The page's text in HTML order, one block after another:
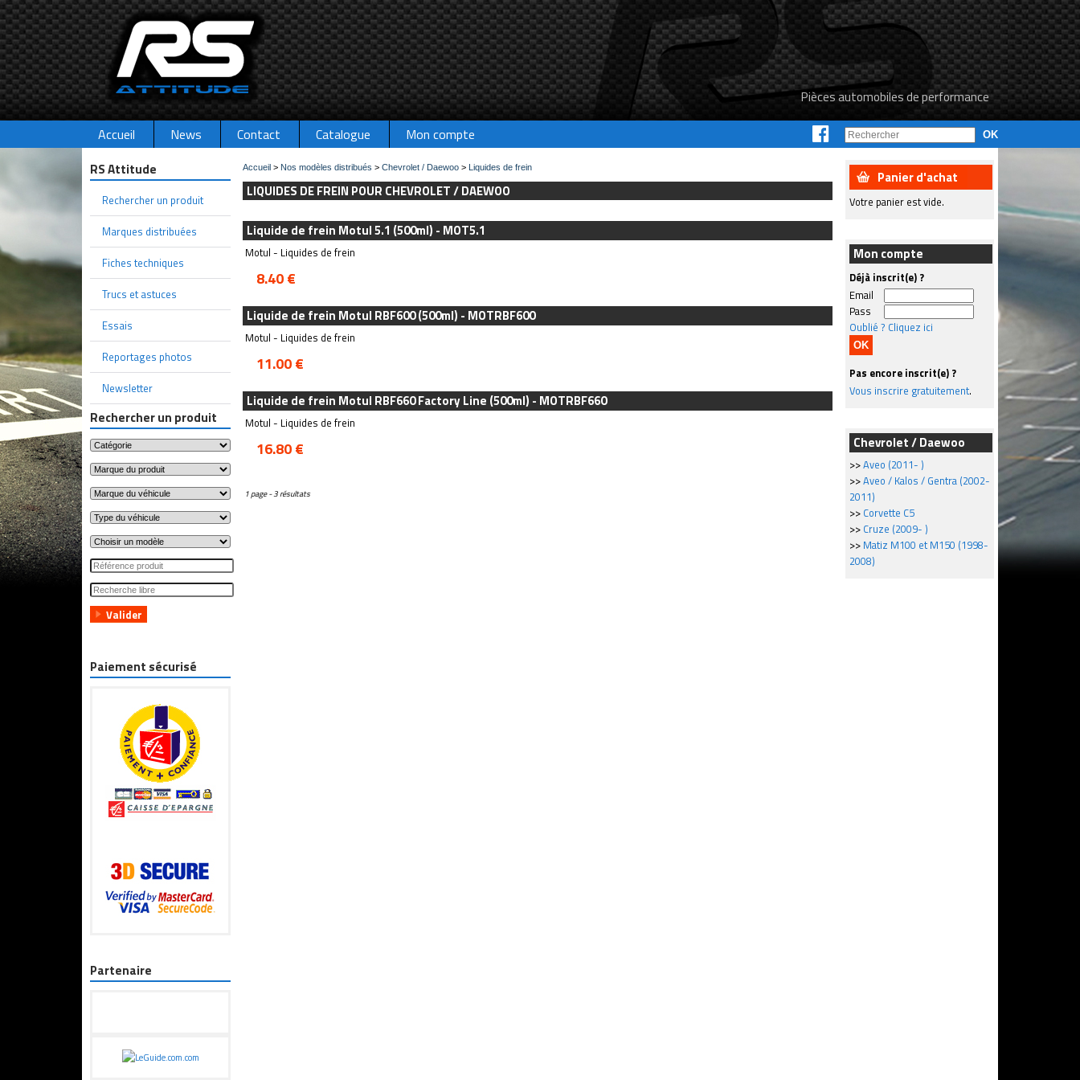
Pièces automobiles de performance
Accueil News Contact Catalogue Mon compte
RS Attitude
Rechercher un produit
Marques distribuées
Fiches techniques
Trucs et astuces
Essais
Reportages photos
Newsletter
Rechercher un produit
Paiement sécurisé
Partenaire
Accueil > Nos modèles distribués > Chevrolet / Daewoo > Liquides de frein
LIQUIDES DE FREIN POUR CHEVROLET / DAEWOO
Liquide de frein Motul 5.1 (500ml) - MOT5.1
Motul - Liquides de frein
8.40 €
Liquide de frein Motul RBF600 (500ml) - MOTRBF600
Motul - Liquides de frein
11.00 €
Liquide de frein Motul RBF660 Factory Line (500ml) - MOTRBF660
Motul - Liquides de frein
16.80 €
1 page - 3 résultats
Panier d'achat
Votre panier est vide.
Mon compte
Déjà inscrit(e) ?
Email
Pass
Oublié ? Cliquez ici
Pas encore inscrit(e) ?
Vous inscrire gratuitement.
Chevrolet / Daewoo
>>Aveo (2011- )
>>Aveo / Kalos / Gentra (2002-
2011)
>> Corvette C5
>> Cruze (2009- )
>> Matiz M100 et M150 (1998-
2008)